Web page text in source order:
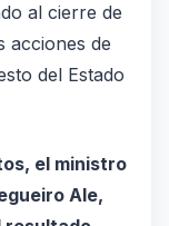
al cierre de
acciones de
del Estado
el ministro
Ale,